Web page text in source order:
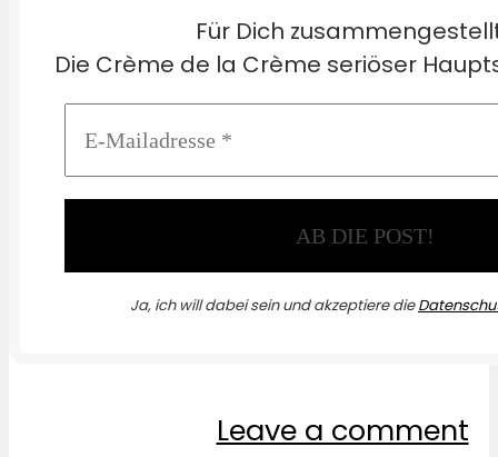
Für Dich
Die Crème de la Crème seriöser
Ja, ich will dabei sein und akzeptiere die
Leave a comment